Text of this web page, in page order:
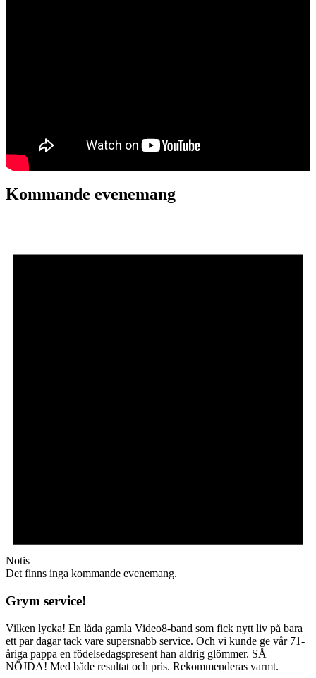
Kommande evenemang
Notis
Det finns inga kommande evenemang.
Grym service!
Vilken lycka! En låda gamla Video8-band som fick nytt liv på bara
ett par dagar tack vare supersnabb service. Och vi kunde ge vår 71-
åriga pappa en födelsedagspresent han aldrig glömmer. SÅ
NÖJDA! Med både resultat och pris. Rekommenderas varmt.